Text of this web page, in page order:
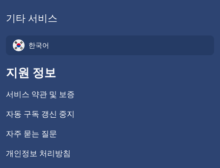
기타 서비스
한국어
지원 정보
서비스 약관 및 보증
자동 구독 갱신 중지
자주 묻는 질문
개인정보 처리방침